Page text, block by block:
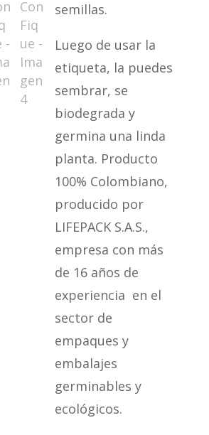
semillas.
Luego de usar la
etiqueta, la puedes
sembrar, se
biodegrada y
germina una linda
planta. Producto
100% Colombiano,
producido por
LIFEPACK S.A.S.,
empresa con más
de 16 años de
experiencia en el
sector de
empaques y
embalajes
germinables y
ecológicos.